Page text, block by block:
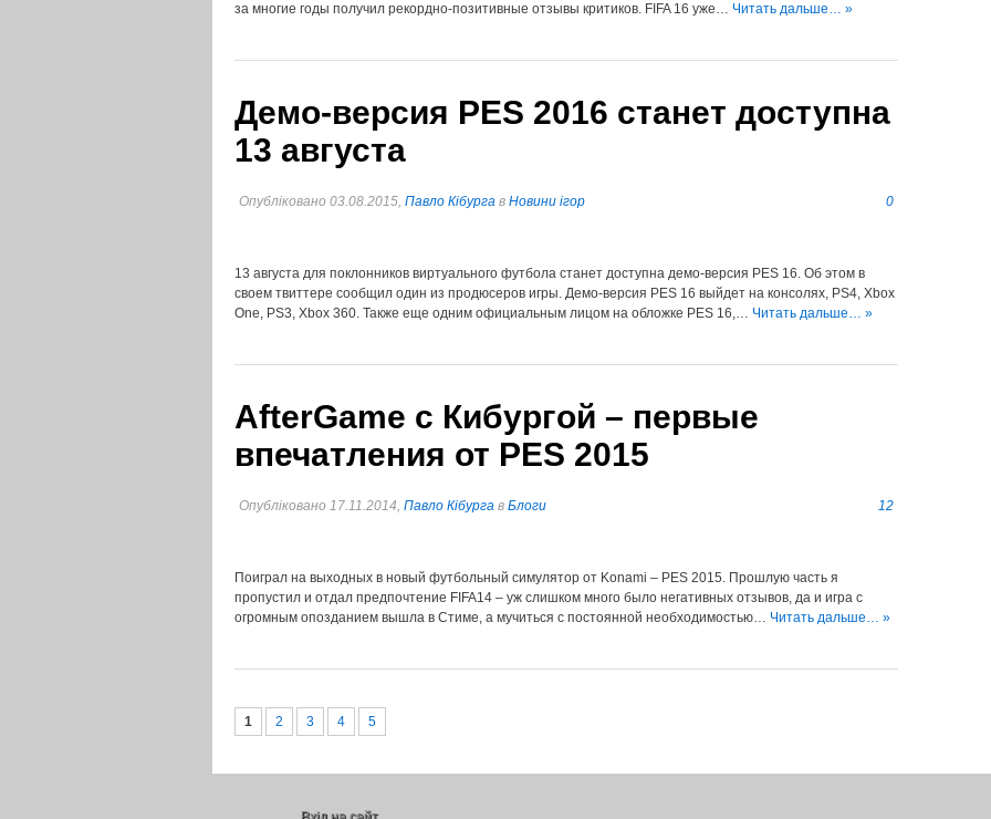
за многие годы получил рекордно-позитивные отзывы критиков. FIFA 16 уже… Читать дальше… »
Демо-версия PES 2016 станет доступна
13 августа
Опубліковано 03.08.2015, Павло Кібурга в Новини ігор 0
13 августа для поклонников виртуального футбола станет доступна демо-версия PES 16. Об этом в
своем твиттере сообщил один из продюсеров игры. Демо-версия PES 16 выйдет на консолях, PS4, Xbox
One, PS3, Xbox 360. Также еще одним официальным лицом на обложке PES 16,… Читать дальше… »
AfterGame c Кибургой – первые
впечатления от PES 2015
Опубліковано 17.11.2014, Павло Кібурга в Блоги 12
Поиграл на выходных в новый футбольный симулятор от Konami – PES 2015. Прошлую часть я
пропустил и отдал предпочтение FIFA14 – уж слишком много было негативных отзывов, да и игра с
огромным опозданием вышла в Стиме, а мучиться с постоянной необходимостью… Читать дальше… »
1 2 3 4 5